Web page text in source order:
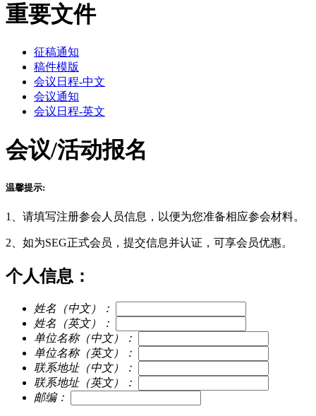
重要文件
征稿通知
稿件模版
会议日程-中文
会议通知
会议日程-英文
会议/活动报名
温馨提示:
1、请填写注册参会人员信息，以便为您准备相应参会材料。
2、如为SEG正式会员，提交信息并认证，可享会员优惠。
个人信息：
姓名（中文）：
姓名（英文）：
单位名称（中文）：
单位名称（英文）：
联系地址（中文）：
联系地址（英文）：
邮编：